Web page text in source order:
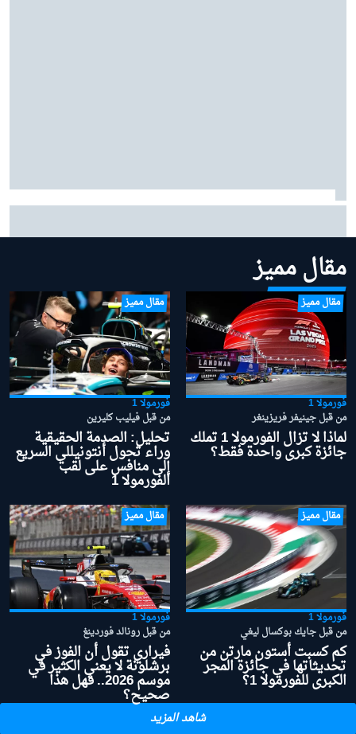
بينوتو يردّ على شائعات ساينز وبياسـتري: "نحن سعداء
مقال مميز
مقال مميز
فورمولا 1
من قبل جينيفر فريزينغر
لماذا لا تزال الفورمولا 1 تملك
جائزة كبرى واحدة فقط؟
مقال مميز
فورمولا 1
من قبل فيليب كليرين
تحليل: الصدمة الحقيقية
وراء تحول أنتونيللي السريع
إلى منافس على لقب
الفورمولا 1
مقال مميز
فورمولا 1
من قبل جايك بوكسال ليغي
كم كسبت أستون مارتن من
تحديثاتها في جائزة المجر
الكبرى للفورمولا 1؟
مقال مميز
فورمولا 1
من قبل رونالد فوردينغ
فيراري تقول أن الفوز في
برشلونة لا يعني الكثير في
موسم 2026.. فهل هذا
صحيح؟
شاهد المزيد